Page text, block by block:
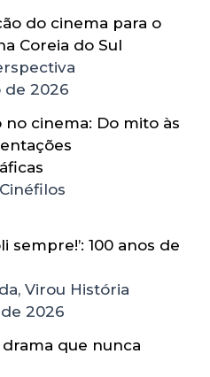
do cinema para o
Coreia do Sul
de 2026
no cinema: Do mito às
sempre!’: 100 anos de
Virou História
2026
drama que nunca